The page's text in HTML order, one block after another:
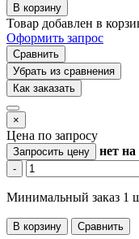
В корзину
Товар добавлен в
Оформить запрос
Сравнить
Убрать из сравнения
Как заказать
×
Цена по запросу
Запросить цену нет на
-
Минимальный заказ 1
В корзину Сравнить